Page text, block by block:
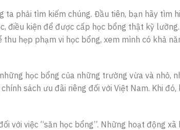
phải tìm kiếm chúng. Đầu tiên, bạn hãy tìm
điều kiện để được cấp học bổng thật kỹ
hẹp phạm vi học bổng, xem mình có khả
học bổng của những trường vừa và nhỏ,
sách ưu đãi riêng đối với Việt Nam. Khi
với việc “săn học bổng”. Những hoạt động xã